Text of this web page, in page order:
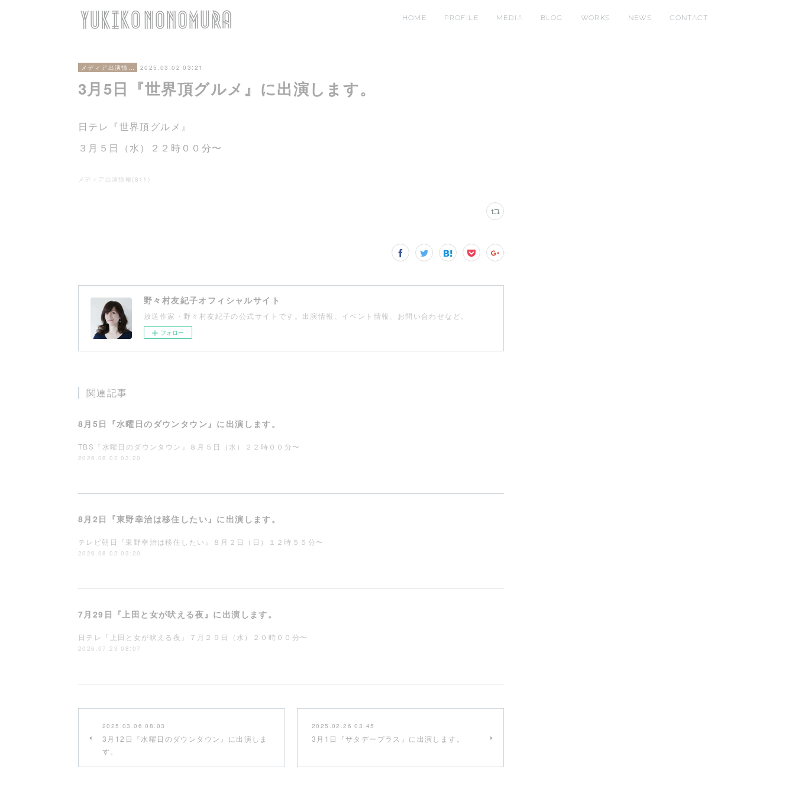
HOME PROFILE MEDIA BLOG WORKS NEWS CONTACT
メディア出演情報 2025.03.02 03:21
3月5日『世界頂グルメ』に出演します。
日テレ『世界頂グルメ』
３月５日（水）２２時００分〜
メディア出演情報 ( 811 )
野々村友紀子オフィシャルサイト
放送作家・野々村友紀子の公式サイトです。出演情報、イベント情報、お問い合わせなど。
フォロー
関連記事
8月5日『水曜日のダウンタウン』に出演します。
TBS『水曜日のダウンタウン』８月５日（水）２２時００分〜
2026.08.02 03:20
8月2日『東野幸治は移住したい』に出演します。
テレビ朝日『東野幸治は移住したい』８月２日（日）１２時５５分〜
2026.08.02 03:20
7月29日『上田と女が吠える夜』に出演します。
日テレ『上田と女が吠える夜』７月２９日（水）２０時００分〜
2026.07.23 08:07
2025.03.06 08:03
3月12日『水曜日のダウンタウン』に出演しま
す。
2025.02.26 03:45
3月1日『サタデープラス』に出演します。